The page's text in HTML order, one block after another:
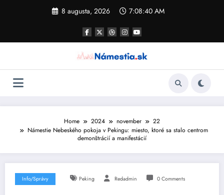
8 augusta, 2026 7:08:41 AM
Home 2024 november
22
Námestie Nebeského pokoja v Pekingu: miesto, ktoré sa stalo centrom
demonštrácií a manifestácií
Info/Správy Peking Redadmin 0 Comments